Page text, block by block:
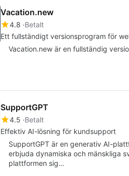
Vacation.new
4.8 Betalt
Ett fullständigt versionsprogram för
Vacation.new är en fullständig
SupportGPT
4.5 Betalt
Effektiv AI-lösning för kundsupport
SupportGPT är en generativ AI-
erbjuda dynamiska och mänskliga
plattformen sig…